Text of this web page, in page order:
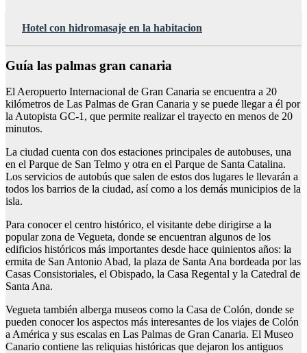
Hotel con hidromasaje en la habitacion
Guía las palmas gran canaria
El Aeropuerto Internacional de Gran Canaria se encuentra a 20
kilómetros de Las Palmas de Gran Canaria y se puede llegar a él por
la Autopista GC-1, que permite realizar el trayecto en menos de 20
minutos.
La ciudad cuenta con dos estaciones principales de autobuses, una
en el Parque de San Telmo y otra en el Parque de Santa Catalina.
Los servicios de autobús que salen de estos dos lugares le llevarán a
todos los barrios de la ciudad, así como a los demás municipios de la
isla.
Para conocer el centro histórico, el visitante debe dirigirse a la
popular zona de Vegueta, donde se encuentran algunos de los
edificios históricos más importantes desde hace quinientos años: la
ermita de San Antonio Abad, la plaza de Santa Ana bordeada por las
Casas Consistoriales, el Obispado, la Casa Regental y la Catedral de
Santa Ana.
Vegueta también alberga museos como la Casa de Colón, donde se
pueden conocer los aspectos más interesantes de los viajes de Colón
a América y sus escalas en Las Palmas de Gran Canaria. El Museo
Canario contiene las reliquias históricas que dejaron los antiguos